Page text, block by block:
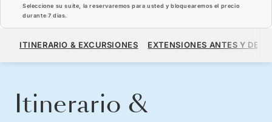
Seleccione su suite, la reservaremos para usted y bloquearemos el precio
durante 7 dias.
6780 US$
ITINERARIO & EXCURSIONES EXTENSIONES ANTES Y
Itinerario &